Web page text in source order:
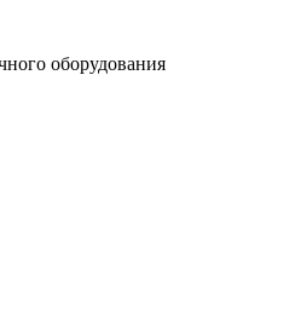
оборудования